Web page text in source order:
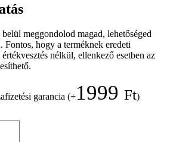
meggondolod magad, lehetőséged
Fontos, hogy a terméknek eredeti
nélkül, ellenkező esetben az
garancia (+1999 Ft)